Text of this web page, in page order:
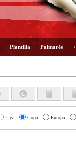
Plantilla Palmarés
Liga Copa Europa